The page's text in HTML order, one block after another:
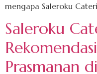
mengapa Saleroku
Saleroku
Prasmanan